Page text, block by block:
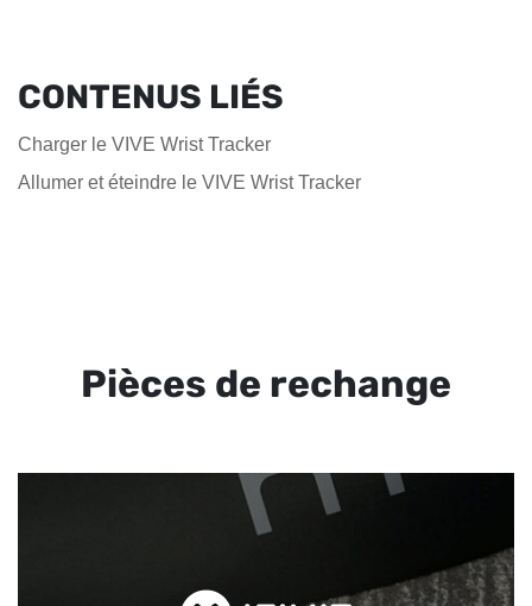
CONTENUS LIÉS
Charger le VIVE Wrist Tracker
Allumer et éteindre le VIVE Wrist Tracker
Pièces de rechange